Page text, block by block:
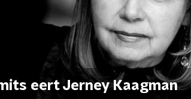
eert Jerney Kaagman